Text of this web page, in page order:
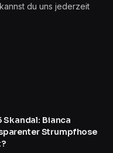
du uns jederzeit
Skandal: Bianca
Strumpfhose